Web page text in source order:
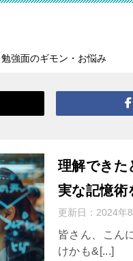
勉強面のギモン・お悩み
理解できた
実な記憶術
更新日： 2024年
皆さん、こん
けかも&[...]